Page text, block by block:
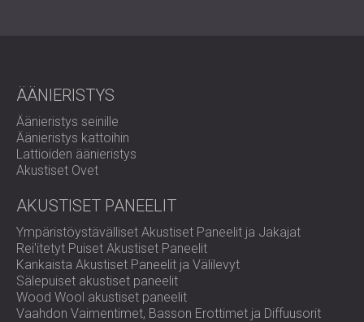
ÄÄNIERISTYS
Äänieristys seinille
Äänieristys kattoihin
Lattioiden äänieristys
Akustiset Ovet
AKUSTISET PANEELIT
Ympäristöystävälliset Akustiset Paneelit ja Jakajat
Rei'itetyt Puiset Akustiset Paneelit
Kankaista Akustiset Paneelit ja Välilevyt
Sälepuiset akustiset paneelit
Wood Wool akustiset paneelit
Vaahdon Vaimentimet, Basson Erottimet ja Diffuusorit